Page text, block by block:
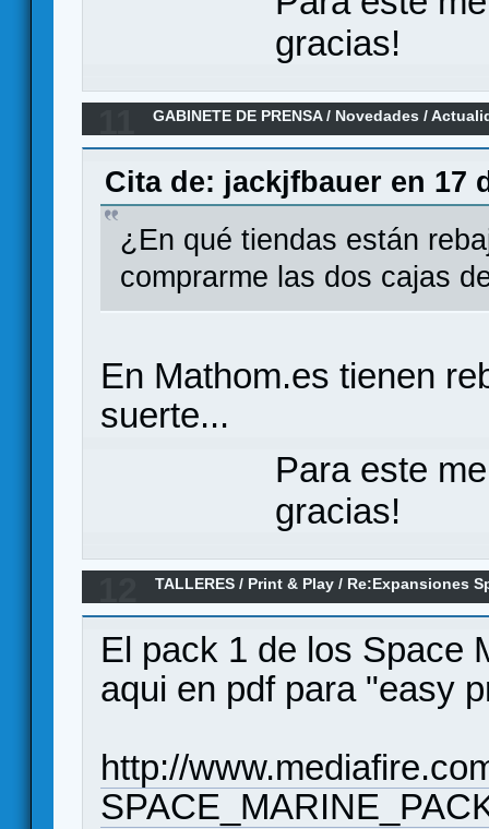
gracias!
GABINETE DE PRENSA/ Novedades /
Cita de: jackjfbauer en 17
¿En qué tiendas están
comprarme las dos cajas
En Mathom.es tienen
suerte...
Para este
gracias!
TALLERES / Print & Play / Re:Expansiones
El pack 1 de los Space
aqui en pdf para "easy
http://